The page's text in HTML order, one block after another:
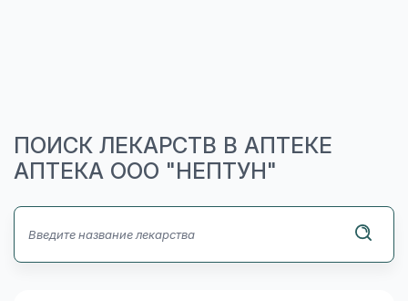
ПОИСК ЛЕКАРСТВ В АПТЕКЕ
АПТЕКА ООО "НЕПТУН"